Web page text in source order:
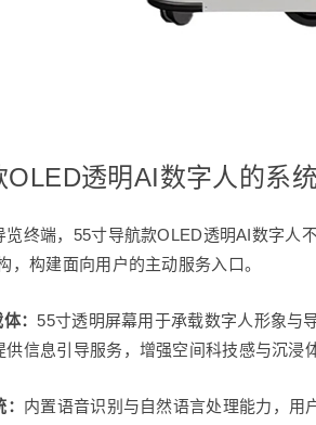
OLED透明AI数字人的系
览终端，55寸导航款OLED透明AI数字人
，构建面向用户的主动服务入口。
： 55寸透明屏幕用于承载数字人形象与
信息引导服务，增强空间科技感与沉浸
内置语音识别与自然语言处理能力，用